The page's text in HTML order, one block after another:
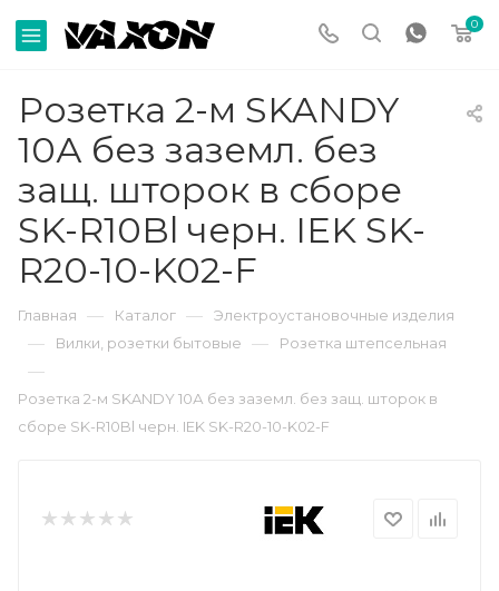
0
Розетка 2-м SKANDY
10А без заземл. без
защ. шторок в сборе
SK-R10Bl черн. IEK SK-
R20-10-K02-F
Главная — Каталог — Электроустановочные изделия
— Вилки, розетки бытовые — Розетка штепсельная
—
Розетка 2-м SKANDY 10А без заземл. без защ. шторок в
сборе SK-R10Bl черн. IEK SK-R20-10-K02-F